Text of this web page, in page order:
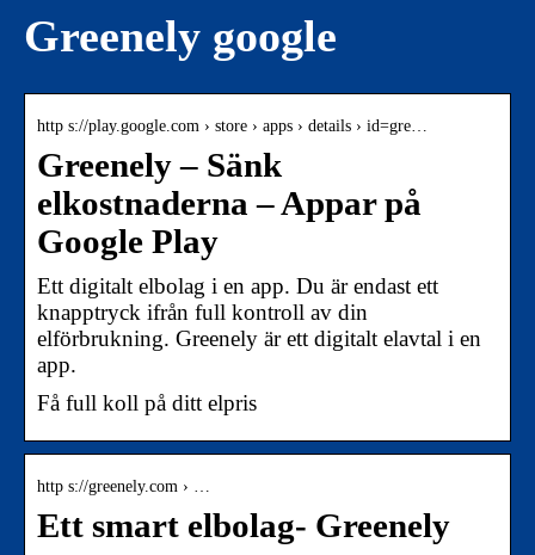
Greenely google
http s://play.google.com › store › apps › details › id=gre…
Greenely – Sänk
elkostnaderna – Appar på
Google Play
Ett digitalt elbolag i en app. Du är endast ett
knapptryck ifrån full kontroll av din
elförbrukning. Greenely är ett digitalt elavtal i en
app.
Få full koll på ditt elpris
http s://greenely.com › …
Ett smart elbolag- Greenely